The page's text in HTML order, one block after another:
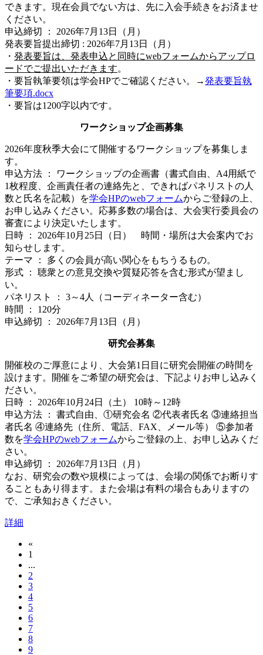
できます。現在会員でない方は、先に入会手続きをお済ませ
ください。
申込締切 ： 2026年7月13日（月）
発表要旨提出締切 : 2026年7月13日（月）
・ 発表要旨は、発表申込と同時にwebフォームからアップロ
ードでご提出いただきます。
・要旨執筆要領は学会HPでご確認ください。→発表要旨執
筆要項.docx
・要旨は1200字以内です。
ワークショップ企画募集
2026年度秋季大会にて開催するワークショップを募集しま
す。
申込方法 ： ワークショップの企画書（書式自由、A4用紙で
1枚程度、企画責任者の連絡先と、できればパネリストの人
数と氏名を記載）を学会HPのwebフォームからご登録の上、
お申し込みください。応募多数の場合は、大会実行委員会の
審査により決定いたします。
日時 ： 2026年10月25日（日） 時間・場所は大会案内でお
知らせします。
テーマ ： 多くの会員が高い関心をもちうるもの。
形式 ： 聴衆との意見交換や質疑応答を含む形式が望まし
い。
パネリスト ： 3～4人（コーディネーター含む）
時間 ： 120分
申込締切 ： 2026年7月13日（月）
研究会募集
開催校のご厚意により、大会第1日目に研究会開催の時間を
設けます。開催をご希望の研究会は、下記よりお申し込みく
ださい。
日時 ： 2026年10月24日（土） 10時～12時
申込方法 ： 書式自由、①研究会名 ②代表者氏名 ③連絡担当
者氏名 ④連絡先（住所、電話、FAX、メール等） ⑤参加者
数を学会HPのwebフォームからご登録の上、お申し込みくだ
さい。
申込締切 ： 2026年7月13日（月）
なお、研究会の数や規模によっては、会場の関係でお断りす
ることもあり得ます。また会場は有料の場合もありますの
で、ご承知おきください。
詳細
«
1
...
2
3
4
5
6
7
8
9